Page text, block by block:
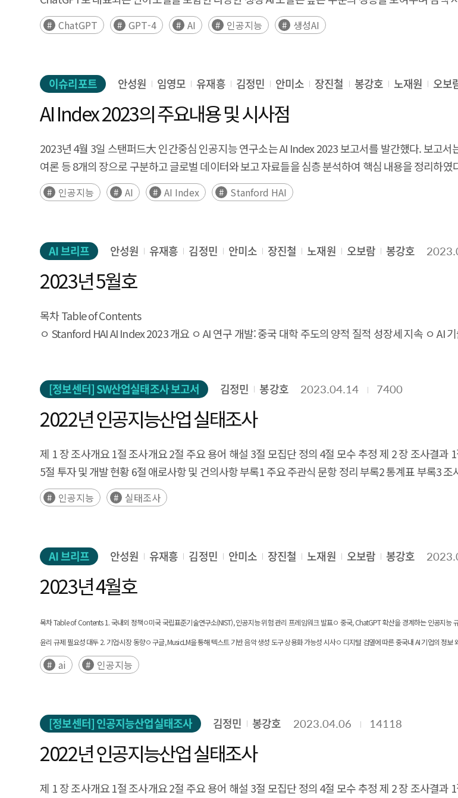
AI 창업기업의 경쟁 우위와 이익창출력 측면의 취약성에 의해 지속성장의 어려움이 예측되었다.
구축, 전문인력 지원의 필요성이 있었다. 기업과 기관 심층 인터뷰 결과, 최근 AI 스타트업의 대표적인
효과에 대한 투자자의 의문 등으로 초기 투자의 기피 요인이 발생하고 있다. 또한, 스타트업은 해외
오픈이노베이션 프로그램 활용이 적극적으로 필요하다고 할 수 있다. 초격차 기술을 가진 기업
기술특례 상장 제도의 빠른 정착과 함께, AI 초격차 기술을 가진 기업에 경제적 지원을 할 AI 전용
관점에서 AI 전문인력 양성 방안 모색이 필요하다. 또한, 선제적 차원의 정부 공공 데이터를 기반으
주요 정책적 시사점은 다음과 같다. 스타트업 대상의 투자를 촉진하기 위해서는 높은 투자금을 받
내실을 키우도록 지원하는 것이 중요 정부 중심의 투자 시 좀비 스타트업을 양성하지 않도록 스타
데이터 개방을 촉진하는 등 다른 방법의 정부 투자가 필요 해외 진출 기업과 투자자 간의 지속적인
등 신흥국 ODA 사업과 연계한 글로벌 AI 활용 촉진, 국내 AI 기업 해외 영업 레퍼런스 확보 가능성
CEO의 성공과 실패 경험을 공유하고 사업계획서를 작성하는 방법, 인큐베이터와 투자유치, 인력
및 국내 기업의 글로벌 AI 인재 유치 지원 등의 필요성 본 과제에서 제시하는 빠르게 생성 및 진화하
이바지할 수 있다. 이를 통해, 시의성 높은 산업·지역별 AI 제품 및 서비스 현황 분석으로 AI 산업 진
창업기업에 대한 최신 VC 투자 현황과 비즈니스 분석을 통해 국내 AI 기업을 육성하기 위한 정책
변화를 일으키고 있다. (후략)
ChatGPT GPT-4 AI 인공지능 생성AI
이슈리포트 안성원 임영모 유재흥 김정민 안미소 장진철 봉강호 노재원 오보
AI Index 2023의 주요내용 및 시사점
2023년 4월 3일 스탠퍼드大 인간중심 인공지능 연구소는 AI Index 2023 보고서를 발간했다. 보고서
여론 등 8개의 장으로 구분하고 글로벌 데이터와 보고 자료들을 심층 분석하여 핵심 내용을 정리하였
인공지능 AI AI Index Stanford HAI
AI 브리프 안성원 유재흥 김정민 안미소 장진철 노재원 오보람 봉강호
2023년 5월호
목차 Table of Contents
ㅇ Stanford HAI AI Index 2023 개요 ㅇ AI 연구 개발: 중국 대학 주도의 양적 질적 성장세 지속 ㅇ AI
[정보센터] SW산업실태조사 보고서 김정민 봉강호 2023.04.14 7400
2022년 인공지능산업 실태조사
제 1 장 조사개요 1절 조사개요 2절 주요 용어 해설 3절 모집단 정의 4절 모수 추정 제 2 장 조사결
5절 투자 및 개발 현황 6절 애로사항 및 건의사항 부록1 주요 주관식 문항 정리 부록2 통계표 부록3 조
인공지능 실태조사
AI 브리프 안성원 유재흥 김정민 안미소 장진철 노재원 오보람 봉강호
2023년 4월호
목차 Table of Contents 1. 국내외 정책ㅇ미국 국립표준기술연구소(NIST), 인공지능 위험 관리 프레임워크 발표ㅇ 중국, ChatGPT 확산을 경계하는 인공지
윤리 규제 필요성 대두 2. 기업·시장 동향ㅇ 구글, MusicLM을 통해 텍스트 기반 음악 생성 도구 상용화 가능성 시사ㅇ 디지털 검열에 따른 중국내 AI 기업의 정
여전히 활용엔 제한적으로 평가ㅇ 워싱턴포스트紙, AI알고리즘 해고 대상 선정 도구로 활용 편중 지적ㅇ 저널리즘에서 윤리적, 고용 문제를 야기하는 인공
ai 인공지능
[정보센터] 인공지능산업실태조사 김정민 봉강호 2023.04.06 14118
2022년 인공지능산업 실태조사
제 1 장 조사개요 1절 조사개요 2절 주요 용어 해설 3절 모집단 정의 4절 모수 추정 제 2 장 조사결